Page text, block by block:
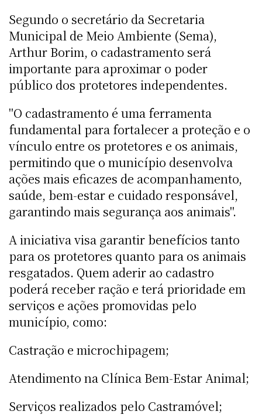
Segundo o secretário da Secretaria
Municipal de Meio Ambiente (Sema),
Arthur Borim, o cadastramento será
importante para aproximar o poder
público dos protetores independentes.
"O cadastramento é uma ferramenta
fundamental para fortalecer a proteção e o
vínculo entre os protetores e os animais,
permitindo que o município desenvolva
ações mais eficazes de acompanhamento,
saúde, bem-estar e cuidado responsável,
garantindo mais segurança aos animais".
A iniciativa visa garantir benefícios tanto
para os protetores quanto para os animais
resgatados. Quem aderir ao cadastro
poderá receber ração e terá prioridade em
serviços e ações promovidas pelo
município, como:
Castração e microchipagem;
Atendimento na Clínica Bem-Estar Animal;
Serviços realizados pelo Castramóvel;